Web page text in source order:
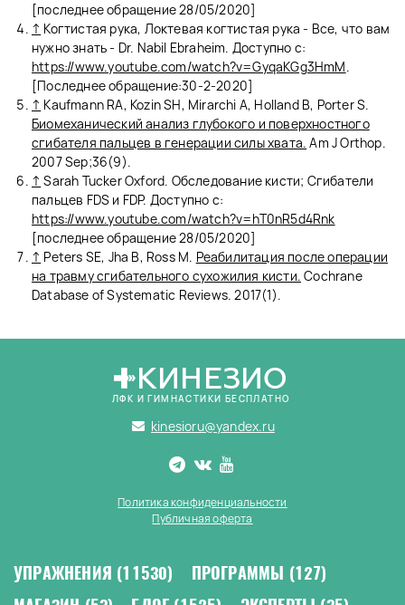
[последнее обращение 28/05/2020]
↑ Когтистая рука, Локтевая когтистая рука - Все, что вам
нужно знать - Dr. Nabil Ebraheim. Доступно с:
https://www.youtube.com/watch?v=GyqaKGg3HmM.
[Последнее обращение:30-2-2020]
↑ Kaufmann RA, Kozin SH, Mirarchi A, Holland B, Porter S.
Биомеханический анализ глубокого и поверхностного
сгибателя пальцев в генерации силы хвата. Am J Orthop.
2007 Sep;36(9).
↑ Sarah Tucker Oxford. Обследование кисти; Сгибатели
пальцев FDS и FDP. Доступно с:
https://www.youtube.com/watch?v=hT0nR5d4Rnk
[последнее обращение 28/05/2020]
↑ Peters SE, Jha B, Ross M. Реабилитация после операции
на травму сгибательного сухожилия кисти. Cochrane
Database of Systematic Reviews. 2017(1).
КИНЕЗИО
ЛФК И ГИМНАСТИКИ БЕСПЛАТНО
kinesioru@yandex.ru
Политика конфиденциальности
Публичная оферта
УПРАЖНЕНИЯ (11530) ПРОГРАММЫ (127)